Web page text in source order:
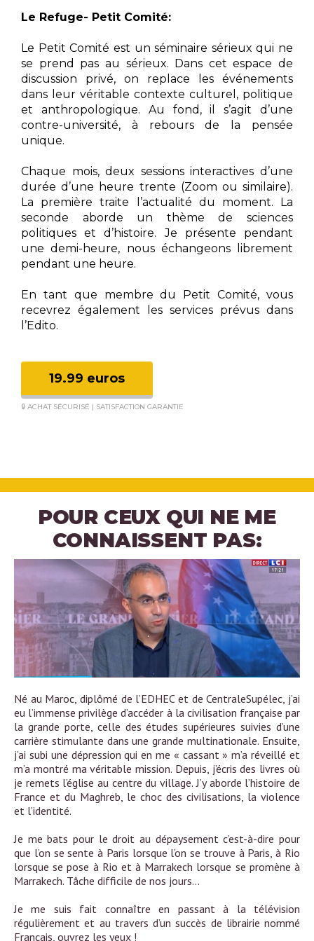
Le Refuge- Petit Comité:
Le Petit Comité est un séminaire sérieux qui ne
se prend pas au sérieux. Dans cet espace de
discussion privé, on replace les événements
dans leur véritable contexte culturel, politique
et anthropologique. Au fond, il s’agit d’une
contre-université, à rebours de la pensée
unique.
Chaque mois, deux sessions interactives d’une
durée d’une heure trente (Zoom ou similaire).
La première traite l’actualité du moment. La
seconde aborde un thème de sciences
politiques et d’histoire. Je présente pendant
une demi-heure, nous échangeons librement
pendant une heure.
En tant que membre du Petit Comité, vous
recevrez également les services prévus dans
l’Edito.
19.99 euros
🔒 ACHAT SÉCURISÉ | SATISFACTION GARANTIE
POUR CEUX QUI NE ME
CONNAISSENT PAS:
Né au Maroc, diplômé de l’EDHEC et de CentraleSupélec, j’ai
eu l’immense privilège d’accéder à la civilisation française par
la grande porte, celle des études supérieures suivies d’une
carrière stimulante dans une grande multinationale. Ensuite,
j’ai subi une dépression qui en me « cassant » m’a réveillé et
m’a montré ma véritable mission. Depuis, j’écris des livres où
je remets l’église au centre du village. J’y aborde l’histoire de
France et du Maghreb, le choc des civilisations, la violence
et l’identité.
Je me bats pour le droit au dépaysement c’est-à-dire pour
que l’on se sente à Paris lorsque l’on se trouve à Paris, à Rio
lorsque se pose à Rio et à Marrakech lorsque se promène à
Marrakech. Tâche difficile de nos jours…
Je me suis fait connaître en passant à la télévision
régulièrement et au travers d’un succès de librairie nommé
Français, ouvrez les yeux !